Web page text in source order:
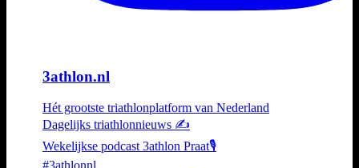
3athlon.nl
Hét grootste triathlonplatform van Nederland
Dagelijks triathlonnieuws ✍️
Wekelijkse podcast 3athlon Praat🎙️
#3athlonnl